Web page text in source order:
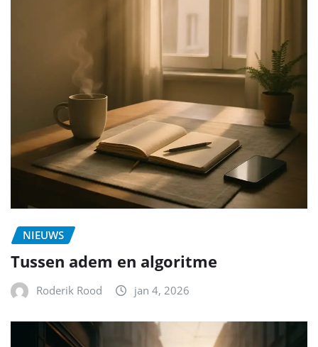
NIEUWS
Tussen adem en algoritme
Roderik Rood jan 4, 2026